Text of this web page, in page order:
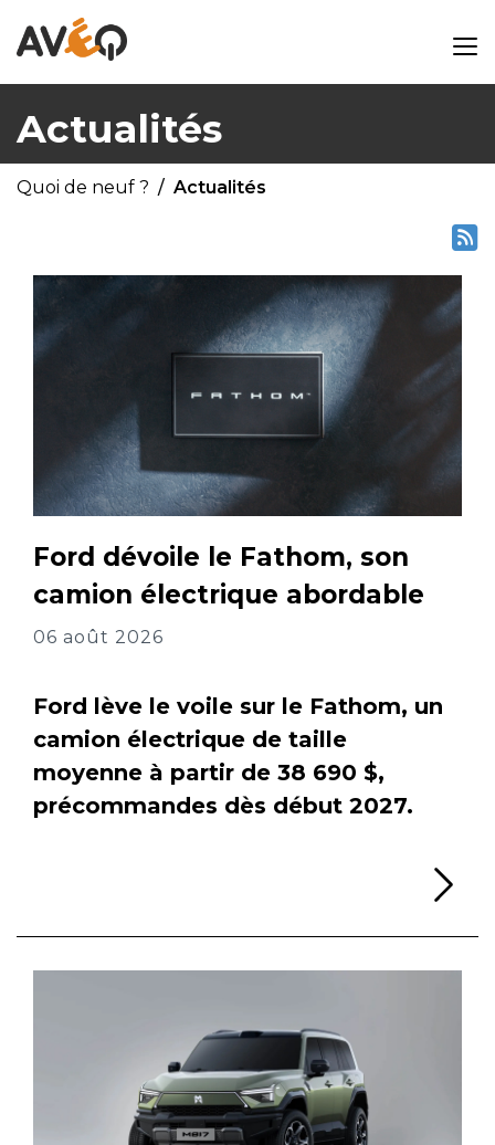
Actualités
Quoi de neuf ? Actualités
Ford dévoile le Fathom, son
camion électrique abordable
06 août 2026
Ford lève le voile sur le Fathom, un
camion électrique de taille
moyenne à partir de 38 690 $,
précommandes dès début 2027.